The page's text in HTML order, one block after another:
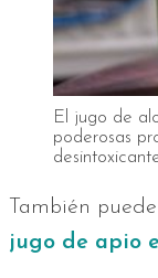
El jugo de
poderosas
También
jugo de apio